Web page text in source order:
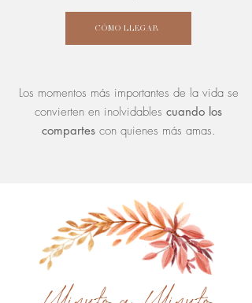
CÓMO LLEGAR
Los momentos más importantes de la vida se
convierten en inolvidables cuando los
compartescon quienes más amas.